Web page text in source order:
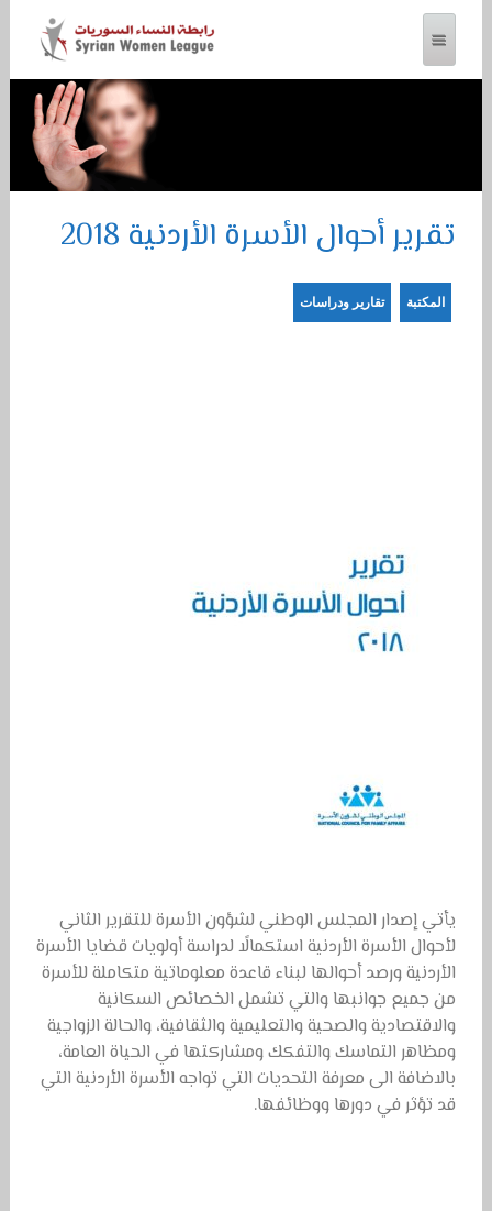
تقرير أحوال الأسرة الأردنية 2018
المكتبة تقارير ودراسات
يأتي إصدار المجلس الوطني لشؤون الأسرة للتقرير الثاني
لأحوال الأسرة الأردنية استكمالًا لدراسة أولويات قضايا الأسرة
الأردنية ورصد أحوالها لبناء قاعدة معلوماتية متكاملة للأسرة
من جميع جوانبها والتي تشمل الخصائص السكانية
والاقتصادية والصحية والتعليمية والثقافية، والحالة الزواجية
ومظاهر التماسك والتفكك ومشاركتها في الحياة العامة،
بالاضافة الى معرفة التحديات التي تواجه الأسرة الأردنية التي
قد تؤثر في دورها ووظائفها.